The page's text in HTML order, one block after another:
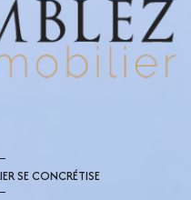
SE CONCRÉTISE